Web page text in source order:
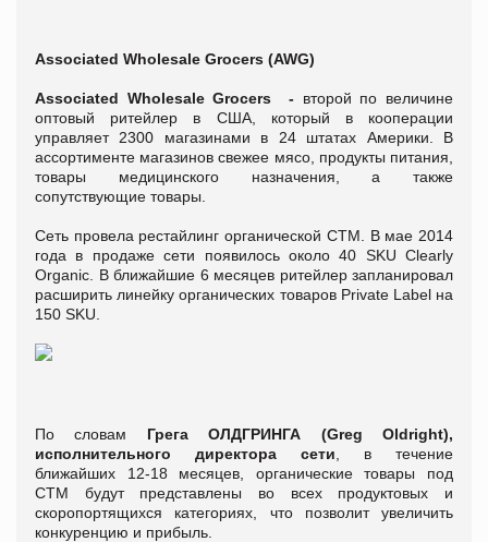
Associated Wholesale Grocers (AWG)
Associated Wholesale Grocers - второй по величине
оптовый ритейлер в США, который в кооперации
управляет 2300 магазинами в 24 штатах Америки. В
ассортименте магазинов свежее мясо, продукты питания,
товары медицинского назначения, а также
сопутствующие товары.
Сеть провела рестайлинг органической СТМ. В мае 2014
года в продаже сети появилось около 40 SKU Clearly
Organic. В ближайшие 6 месяцев ритейлер запланировал
расширить линейку органических товаров Private Label на
150 SKU.
По словам Грега ОЛДГРИНГА (Greg Oldright),
исполнительного директора сети , в течение
ближайших 12-18 месяцев, органические товары под
СТМ будут представлены во всех продуктовых и
скоропортящихся категориях, что позволит увеличить
конкуренцию и прибыль.